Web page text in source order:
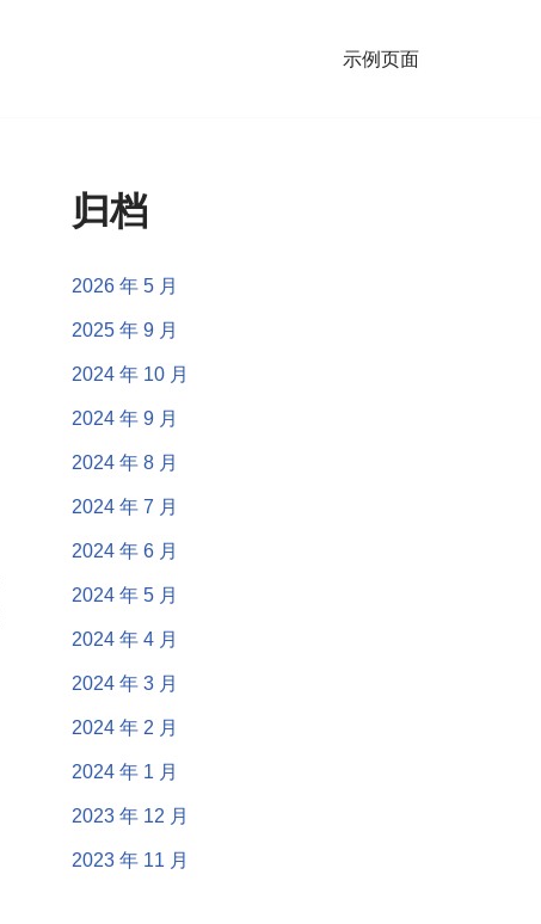
示例页面
归档
2026 年 5 月
2025 年 9 月
2024 年 10 月
2024 年 9 月
2024 年 8 月
2024 年 7 月
2024 年 6 月
2024 年 5 月
2024 年 4 月
2024 年 3 月
2024 年 2 月
2024 年 1 月
2023 年 12 月
2023 年 11 月